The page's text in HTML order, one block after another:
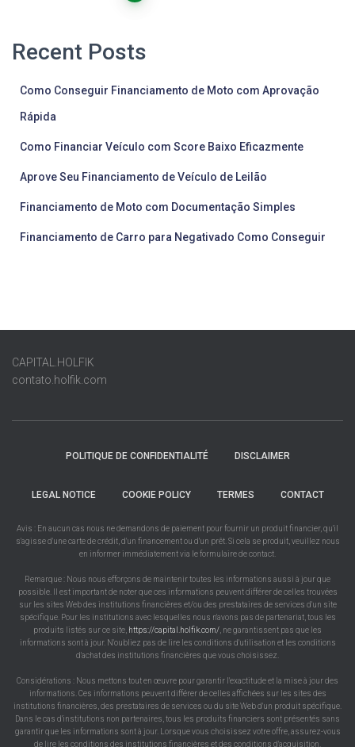
Recent Posts
Como Conseguir Financiamento de Moto com Aprovação
Rápida
Como Financiar Veículo com Score Baixo Eficazmente
Aprove Seu Financiamento de Veículo de Leilão
Financiamento de Moto com Documentação Simples
Financiamento de Carro para Negativado Como Conseguir
CAPITAL.HOLFIK
contato.holfik.com
POLITIQUE DE CONFIDENTIALITÉ DISCLAIMER
LEGAL NOTICE COOKIE POLICY TERMES CONTACT
Avis : En aucun cas nous ne demandons de paiement pour fournir un produit financier, qu'il
s'agisse d'une carte de crédit, d'un financement ou d'un prêt. Si cela se produit, veuillez nous
en informer immédiatement via le formulaire de contact.
Remarque : Nous nous efforçons de maintenir toutes les informations aussi à jour que
possible. Il est important de noter que ces informations peuvent différer de celles trouvées
sur les sites Web des institutions financières et/ou des prestataires de services d'un site
spécifique. Pour les institutions avec lesquelles nous n'avons pas de partenariat, tous les
produits listés sur ce site, https://capital.holfik.com/ , ne garantissent pas que les
informations sont à jour. N'oubliez pas de lire les conditions d'utilisation et les conditions
d'achat des institutions financières que vous choisissez.
Considérations : Nous mettons tout en œuvre pour garantir l'exactitude et la mise à jour des
informations. Ces informations peuvent différer de celles affichées sur les sites des
institutions financières, des prestataires de services ou du site Web d'un produit spécifique.
Dans le cas d'institutions non partenaires, tous les produits financiers sont présentés sans
garantir que les informations sont à jour. Lorsque vous choisissez votre offre, assurez-vous
de lire les conditions des institutions financières et des conditions d'acquisition.